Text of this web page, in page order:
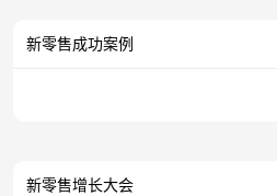
新零售成功案例
新零售增长大会